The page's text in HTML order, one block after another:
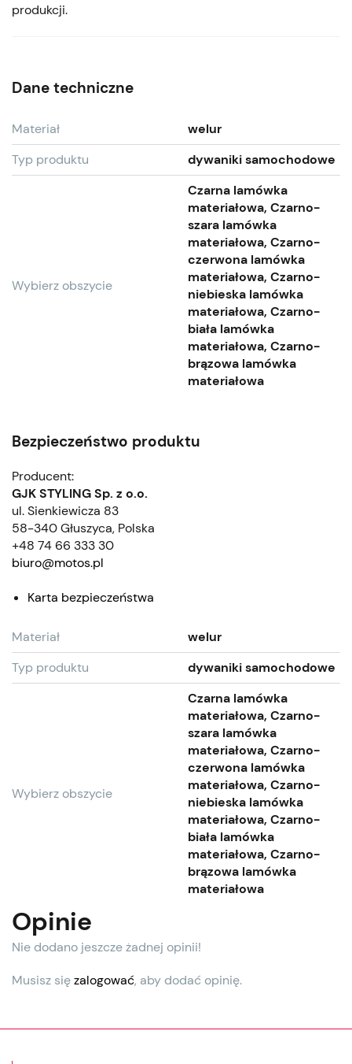
produkcji.
Dane techniczne
Materiał
welur
Typ produktu
dywaniki samochodowe
Wybierz obszycie
Czarna lamówka
materiałowa, Czarno-
szara lamówka
materiałowa, Czarno-
czerwona lamówka
materiałowa, Czarno-
niebieska lamówka
materiałowa, Czarno-
biała lamówka
materiałowa, Czarno-
brązowa lamówka
materiałowa
Bezpieczeństwo produktu
Producent:
GJK STYLING Sp. z o.o.
ul. Sienkiewicza 83
58-340 Głuszyca, Polska
+48 74 66 333 30
biuro@motos.pl
Karta bezpieczeństwa
Materiał
welur
Typ produktu
dywaniki samochodowe
Wybierz obszycie
Czarna lamówka
materiałowa, Czarno-
szara lamówka
materiałowa, Czarno-
czerwona lamówka
materiałowa, Czarno-
niebieska lamówka
materiałowa, Czarno-
biała lamówka
materiałowa, Czarno-
brązowa lamówka
materiałowa
Opinie
Nie dodano jeszcze żadnej opinii!
Musisz sięzalogować, aby dodać opinię.